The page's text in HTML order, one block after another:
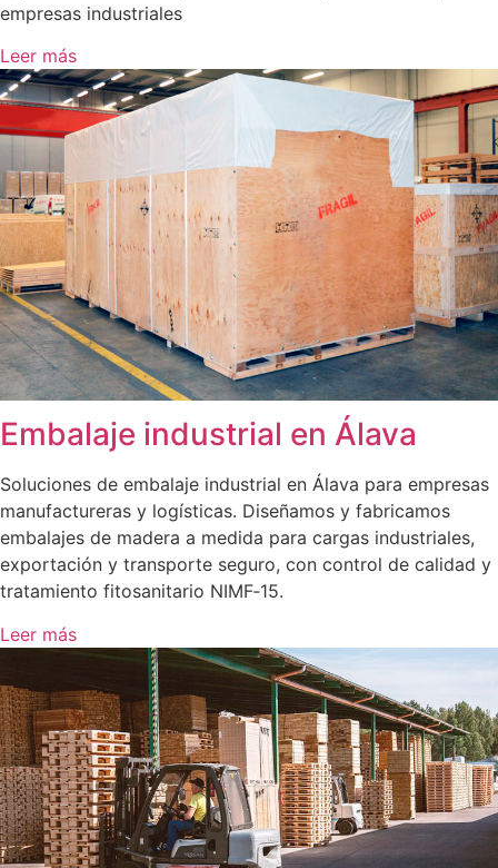
empresas industriales
Leer más
Embalaje industrial en Álava
Soluciones de embalaje industrial en Álava para empresas
manufactureras y logísticas. Diseñamos y fabricamos
embalajes de madera a medida para cargas industriales,
exportación y transporte seguro, con control de calidad y
tratamiento fitosanitario NIMF‑15.
Leer más